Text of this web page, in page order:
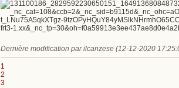
Dernière modification par ilcanzese (12-12-2020
1
2
3